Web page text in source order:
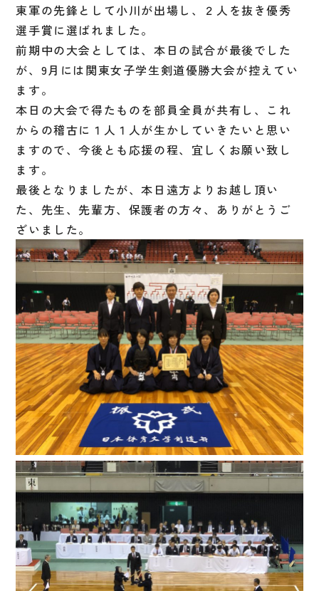
東軍の先鋒として小川が出場し、２人を抜き優秀
選手賞に選ばれました。
前期中の大会としては、本日の試合が最後でした
が、9月には関東女子学生剣道優勝大会が控えてい
ます。
本日の大会で得たものを部員全員が共有し、これ
からの稽古に１人１人が生かしていきたいと思い
ますので、今後とも応援の程、宜しくお願い致し
ます。
最後となりましたが、本日遠方よりお越し頂い
た、先生、先輩方、保護者の方々、ありがとうご
ざいました。